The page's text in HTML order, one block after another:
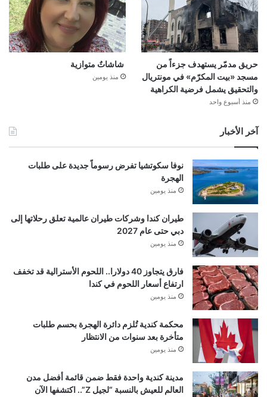
حريق مدمّر يستهدف جزءاً من
مسجد «بيت المكرّم» في مونتريال
والتحقيق يشمل فرضية الكراهية
منذ أسبوع واحد
شاشاتٌ متوازية
منذ يومين
آخر الأخبار
نوفا سكوتشيا تفرض رسوماً جديدة على طلبات
الهجرة
منذ يومين
طيران كندا وشركات طيران عالمية تعلق رحلاتها إلى
دبي حتى عام 2027
منذ يومين
فارق يتجاوز 40 دولارا.. اللحوم الأسترالية قد تخفف
ارتفاع أسعار اللحوم في كندا
منذ يومين
محكمة كندية تُلزم دائرة الهجرة بحسم طلبات
متأخرة بعد سنوات من الانتظار
منذ يومين
مدينة كندية واحدة فقط ضمن قائمة أفضل مدن
العالم للعيش بالنسبة “لجيل Z”.. اكتشفها الآن